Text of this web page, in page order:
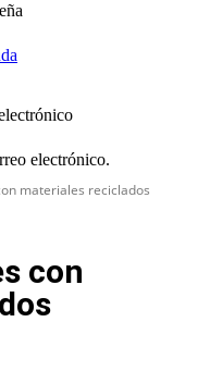
electrónico.
materiales reciclados
con